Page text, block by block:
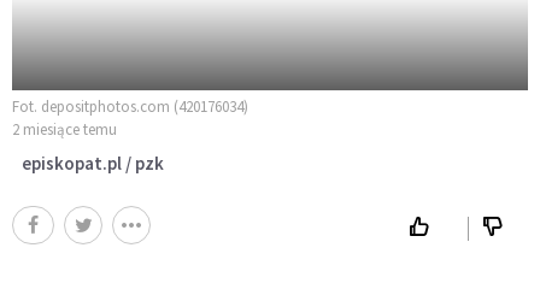
Fot. depositphotos.com (420176034)
2 miesiące temu
episkopat.pl / pzk